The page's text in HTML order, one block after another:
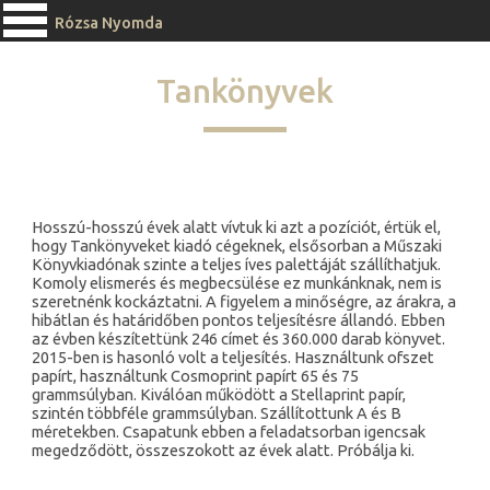
Rózsa Nyomda
Tankönyvek
Hosszú-hosszú évek alatt vívtuk ki azt a pozíciót, értük el,
hogy Tankönyveket kiadó cégeknek, elsősorban a Műszaki
Könyvkiadónak szinte a teljes íves palettáját szállíthatjuk.
Komoly elismerés és megbecsülése ez munkánknak, nem is
szeretnénk kockáztatni. A figyelem a minőségre, az árakra, a
hibátlan és határidőben pontos teljesítésre állandó. Ebben
az évben készítettünk 246 címet és 360.000 darab könyvet.
2015-ben is hasonló volt a teljesítés. Használtunk ofszet
papírt, használtunk Cosmoprint papírt 65 és 75
grammsúlyban. Kiválóan működött a Stellaprint papír,
szintén többféle grammsúlyban. Szállítottunk A és B
méretekben. Csapatunk ebben a feladatsorban igencsak
megedződött, összeszokott az évek alatt. Próbálja ki.